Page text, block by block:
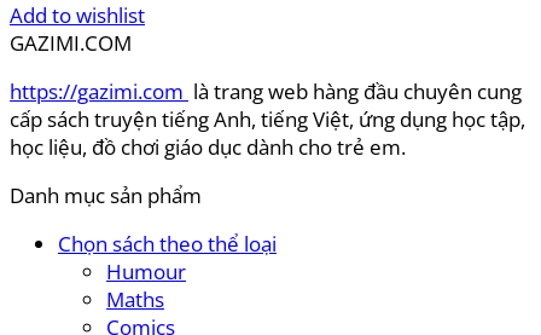
Add to wishlist
GAZIMI.COM
https://gazimi.com là trang web hàng đầu chuyên cung
cấp sách truyện tiếng Anh, tiếng Việt, ứng dụng học tập,
học liệu, đồ chơi giáo dục dành cho trẻ em.
Danh mục sản phẩm
Chọn sách theo thể loại
Humour
Maths
Comics